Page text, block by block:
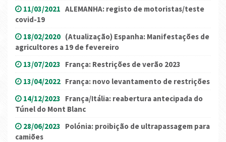
11/03/2021 ALEMANHA: registo de motoristas/teste
covid-19
18/02/2020 (Atualização) Espanha: Manifestações de
agricultores a 19 de fevereiro
13/07/2023 França: Restrições de verão 2023
13/04/2022 França: novo levantamento de restrições
14/12/2023 França/Itália: reabertura antecipada do
Túnel do Mont Blanc
28/06/2023 Polónia: proibição de ultrapassagem para
camiões